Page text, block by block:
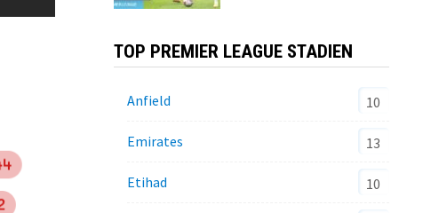
TOP PREMIER LEAGUE STADIEN
Anfield 10
Emirates 13
Etihad 10